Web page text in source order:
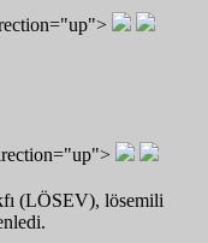
(LÖSEV), lösemili